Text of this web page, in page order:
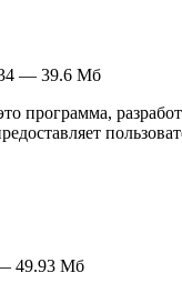
— 39.6 Мб
программа,
49.93 Мб